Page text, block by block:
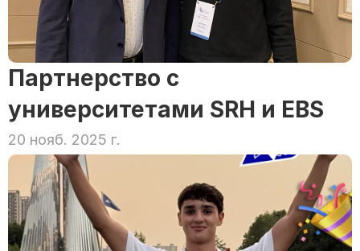
Партнерство с
университетами SRH и EBS
20 нояб. 2025 г.